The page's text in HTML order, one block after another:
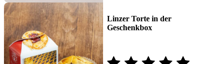
Linzer Torte in der
Geschenkbox